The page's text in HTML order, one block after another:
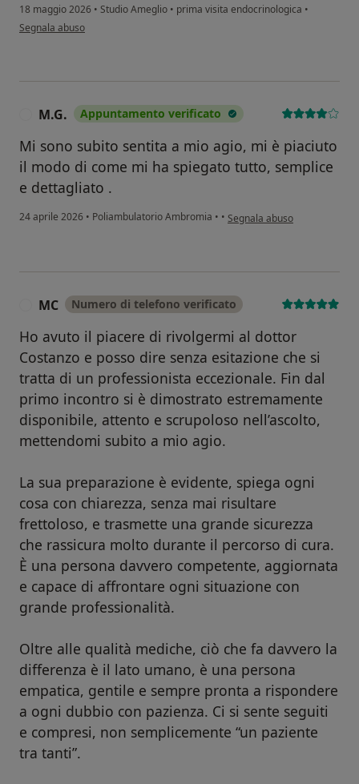
18 maggio 2026 • Studio Ameglio • prima visita endocrinologica •
secondo l'opinione dell'utente Dario
Segnala abuso
M.G. Appuntamento verificato
Mi sono subito sentita a mio agio, mi è piaciuto
il modo di come mi ha spiegato tutto, semplice
e dettagliato .
24 aprile 2026 • Poliambulatorio Ambromia • • secondo l'opinione
Segnala abuso
MC Numero di telefono verificato
Ho avuto il piacere di rivolgermi al dottor
Costanzo e posso dire senza esitazione che si
tratta di un professionista eccezionale. Fin dal
primo incontro si è dimostrato estremamente
disponibile, attento e scrupoloso nell’ascolto,
mettendomi subito a mio agio.
La sua preparazione è evidente, spiega ogni
cosa con chiarezza, senza mai risultare
frettoloso, e trasmette una grande sicurezza
che rassicura molto durante il percorso di cura.
È una persona davvero competente, aggiornata
e capace di affrontare ogni situazione con
grande professionalità.
Oltre alle qualità mediche, ciò che fa davvero la
differenza è il lato umano, è una persona
empatica, gentile e sempre pronta a rispondere
a ogni dubbio con pazienza. Ci si sente seguiti
e compresi, non semplicemente “un paziente
tra tanti”.